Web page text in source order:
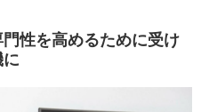
性を高めるために受け